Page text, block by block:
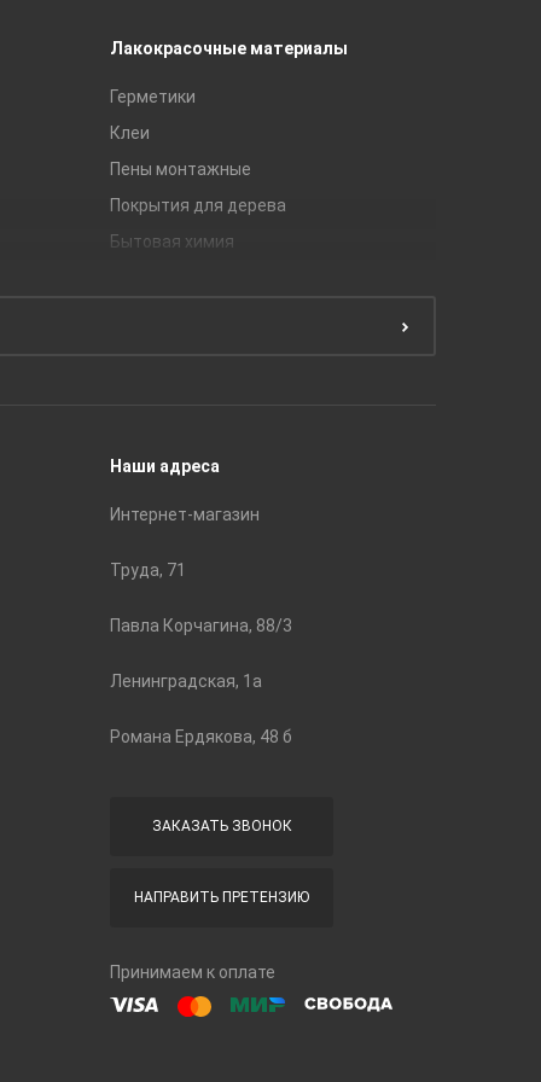
Лакокрасочные материалы
Герметики
Клеи
Пены монтажные
Покрытия для дерева
Бытовая химия
Наши адреса
Интернет-магазин
Труда, 71
Павла Корчагина, 88/3
Ленинградская, 1а
Романа Ердякова, 48 б
ЗАКАЗАТЬ ЗВОНОК
НАПРАВИТЬ ПРЕТЕНЗИЮ
Принимаем к оплате